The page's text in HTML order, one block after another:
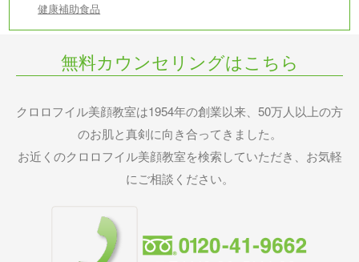
健康補助食品
無料カウンセリングはこちら
クロロフイル美顔教室は1954年の創業以来、50万人以上の方
のお肌と真剣に向き合ってきました。
お近くのクロロフイル美顔教室を検索していただき、お気軽
にご相談ください。